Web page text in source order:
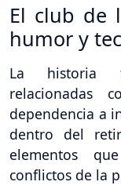
El club de
humor y
La historia
dependencia a
dentro del
elementos
conflictos de la